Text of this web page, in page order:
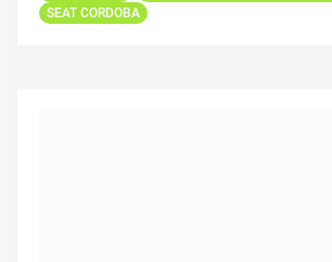
SEAT CORDOBA